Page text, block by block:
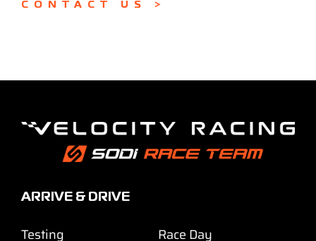
CONTACT US >
ARRIVE & DRIVE
Testing Race Day